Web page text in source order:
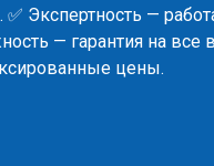
Экспертность —
— гарантия на все
цены.